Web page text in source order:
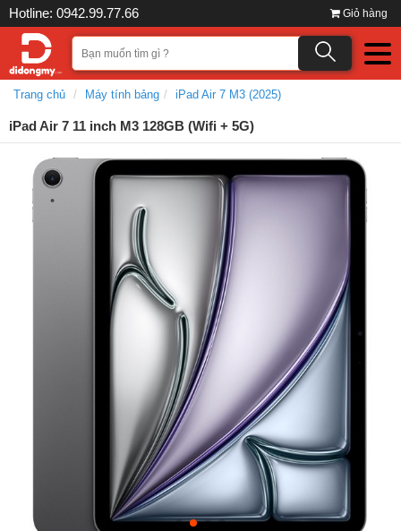
Hotline: 0942.99.77.66 Giỏ hàng
Trang chủ Máy tính bảng iPad Air 7 M3 (2025)
iPad Air 7 11 inch M3 128GB (Wifi + 5G)